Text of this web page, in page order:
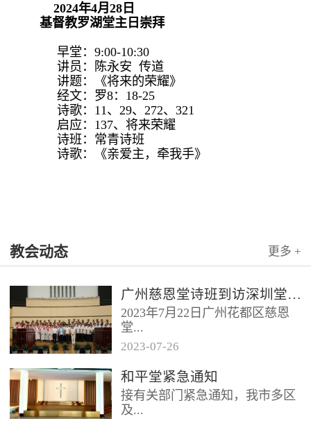
2024年4月28日
基督教罗湖堂主日崇拜
早堂：9:00-10:30
讲员：陈永安 传道
讲题：《将来的荣耀》
经文：罗8：18-25
诗歌：11、29、272、321
启应：137、将来荣耀
诗班：常青诗班
诗歌：《亲爱主，牵我手》
教会动态 更多 +
广州慈恩堂诗班到访深圳堂、和平堂
2023年7月22日广州花都区慈恩
堂...
联合诗班在叶海莲牧师的带领
下，先后到访基督教和平堂、深
圳堂。 上午和平堂教...
2023-07-26
和平堂紧急通知
接有关部门紧急通知，我市多区
及...